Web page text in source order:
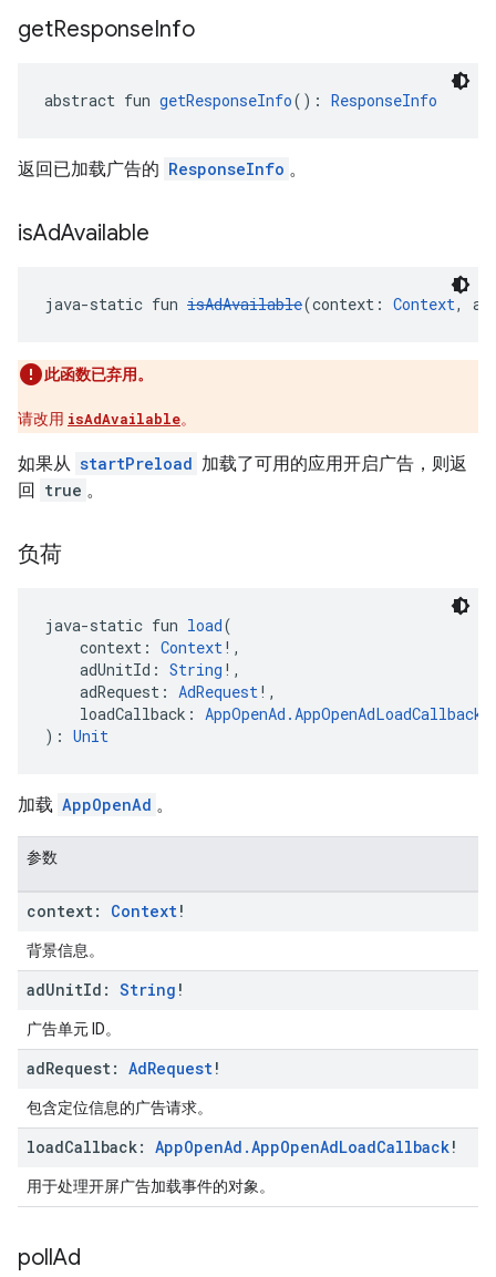
getResponseInfo
abstract fun getResponseInfo(): ResponseInfo
返回已加载广告的 ResponseInfo 。
isAdAvailable
java-static fun isAdAvailable(context: Context,
此函数已弃用。
请改用 isAdAvailable。
如果从 startPreload 加载了可用的应用开启广告，则返
回 true 。
负荷
java-static fun load(
context: Context!,
adUnitId: String !,
adRequest: AdRequest!,
loadCallback: AppOpenAd.AppOpenAdLoadCallback
): Unit
加载 AppOpenAd 。
参数
context: Context!
背景信息。
adUnitId: String !
广告单元 ID。
adRequest: AdRequest!
包含定位信息的广告请求。
loadCallback: AppOpenAd .AppOpenAdLoadCallback!
用于处理开屏广告加载事件的对象。
pollAd